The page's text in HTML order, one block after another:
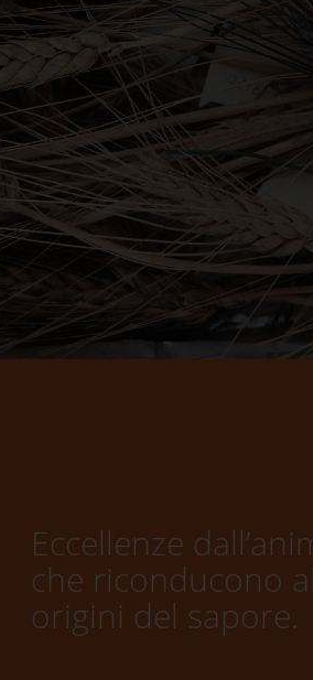
Eccellenze
che riconducono
origini del sapore.